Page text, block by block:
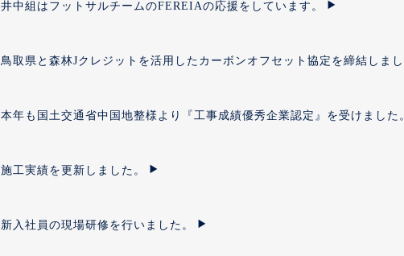
井中組はフットサルチームのFEREIAの応援をしています。
鳥取県と森林Jクレジットを活用したカーボンオフセット協定を締結しまし
本年も国土交通省中国地整様より『工事成績優秀企業認定』を受けました
施工実績を更新しました。
新入社員の現場研修を行いました。